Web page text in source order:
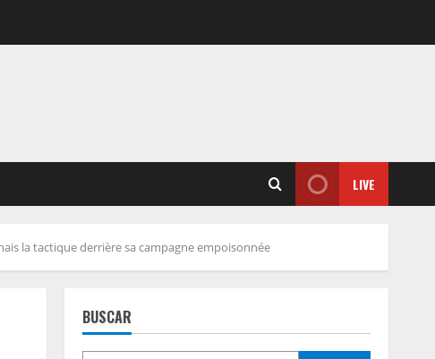
LIVE
la tactique derrière sa campagne empoisonnée
BUSCAR